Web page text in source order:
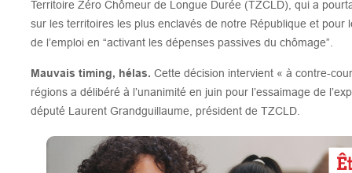
Territoire Zéro Chômeur de Longue Durée (TZCLD), qui a
sur les territoires les plus enclavés de notre République et
de l’emploi en “activant les dépenses passives du chômage”.
Mauvais timing, hélas.Cette décision intervient « à contre-
régions a délibéré à l’unanimité en juin pour l’essaimage de
député Laurent Grandguillaume, président de TZCLD.